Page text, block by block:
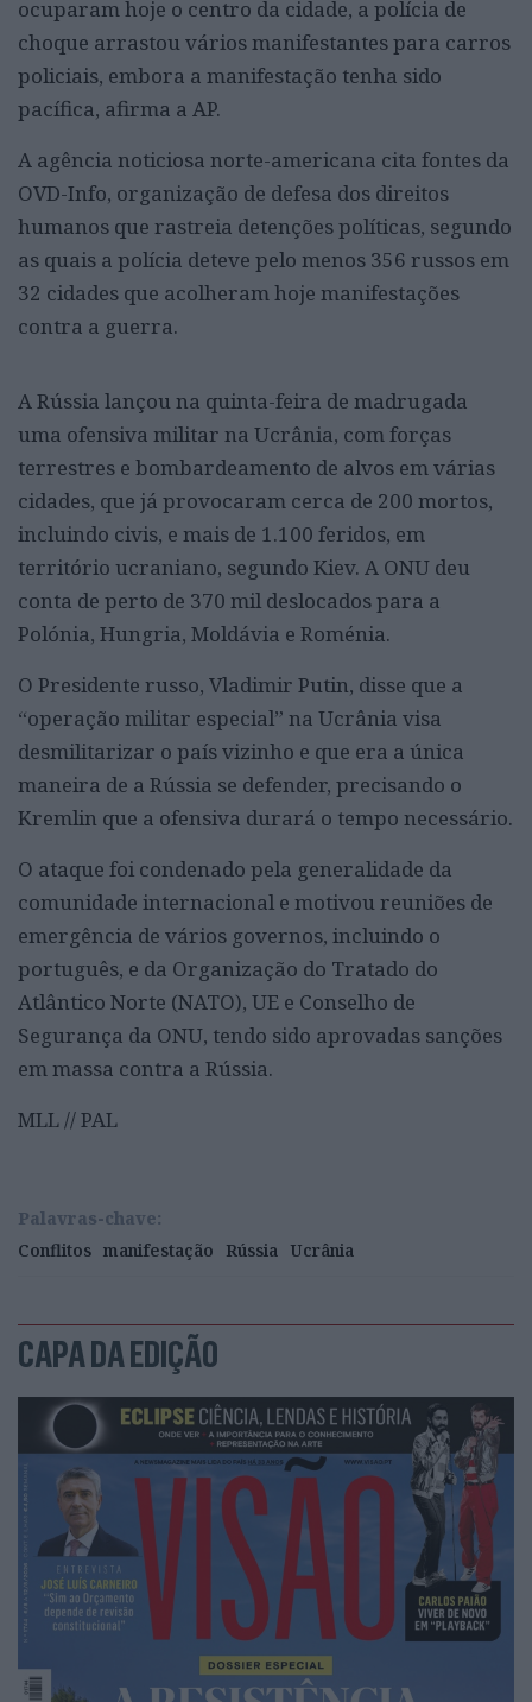
ocuparam hoje o centro da cidade, a polícia de
choque arrastou vários manifestantes para carros
policiais, embora a manifestação tenha sido
pacífica, afirma a AP.
A agência noticiosa norte-americana cita fontes da
OVD-Info, organização de defesa dos direitos
humanos que rastreia detenções políticas, segundo
as quais a polícia deteve pelo menos 356 russos em
32 cidades que acolheram hoje manifestações
contra a guerra.
A Rússia lançou na quinta-feira de madrugada
uma ofensiva militar na Ucrânia, com forças
terrestres e bombardeamento de alvos em várias
cidades, que já provocaram cerca de 200 mortos,
incluindo civis, e mais de 1.100 feridos, em
território ucraniano, segundo Kiev. A ONU deu
conta de perto de 370 mil deslocados para a
Polónia, Hungria, Moldávia e Roménia.
O Presidente russo, Vladimir Putin, disse que a
“operação militar especial” na Ucrânia visa
desmilitarizar o país vizinho e que era a única
maneira de a Rússia se defender, precisando o
Kremlin que a ofensiva durará o tempo necessário.
O ataque foi condenado pela generalidade da
comunidade internacional e motivou reuniões de
emergência de vários governos, incluindo o
português, e da Organização do Tratado do
Atlântico Norte (NATO), UE e Conselho de
Segurança da ONU, tendo sido aprovadas sanções
em massa contra a Rússia.
MLL // PAL
Palavras-chave:
Conflitos manifestação Rússia Ucrânia
CAPA DA EDIÇÃO